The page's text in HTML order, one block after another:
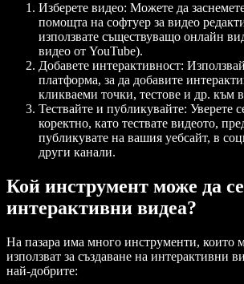
Изберете видео: Можете да
помощта на софтуер за видео
използвате съществуващо онлайн
видео от YouTube).
Добавете интерактивност:
платформа, за да добавите
кликваеми точки, тестове и др. към
Тествайте и публикувайте: Уверете
коректно, като тествате видеото,
публикувате на вашия уебсайт, в
други канали.
Кой инструмент може да
интерактивни видеа?
На пазара има много инструменти, които
използват за създаване на интерактивни
най-добрите: